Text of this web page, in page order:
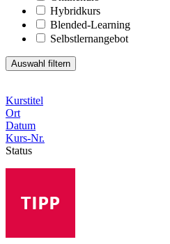
Hybridkurs
Blended-Learning
Selbstlernangebot
Kurstitel
Ort
Datum
Kurs-Nr.
Status